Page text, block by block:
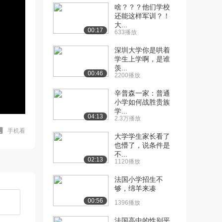
手机看
00:17
啥？？？他们学校
还能这样军训？！
大...
633播放
00:46
深圳大学你是哄着
学生上学啊，是谁
羡...
2200播放
04:13
辛普森一家：普通
小学如何战胜贵族
学...
2.3万播放
02:13
大学学生家长看了
也懵了，说条件是
不...
1120播放
00:56
法国小学招生不
够，绵羊来凑
1396播放